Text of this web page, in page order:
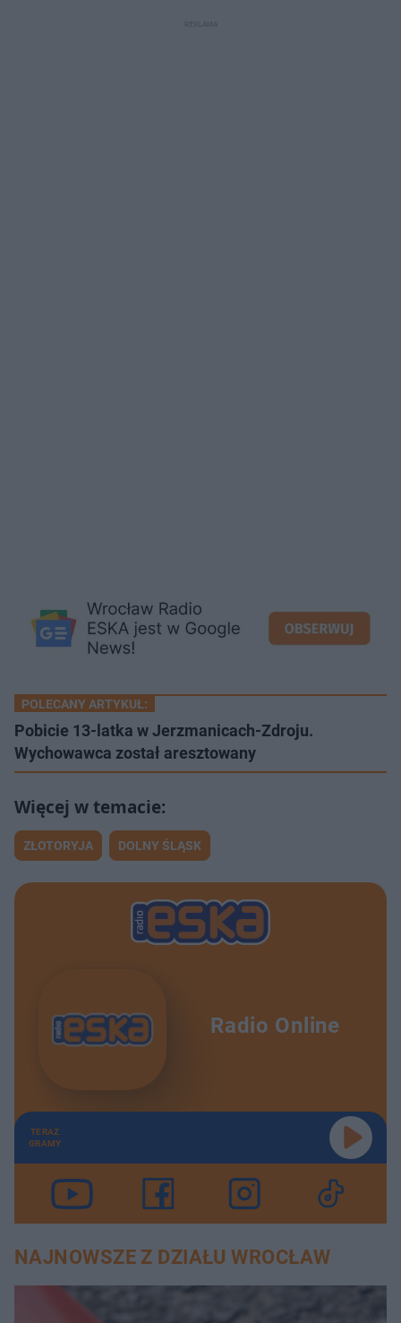
POLECANY ARTYKUŁ:
Pobicie 13-latka w Jerzmanicach-Zdroju.
Wychowawca został aresztowany
ZŁOTORYJA DOLNY ŚLĄSK
Radio Online
TERAZ
GRAMY
NAJNOWSZE Z DZIAŁU WROCŁAW